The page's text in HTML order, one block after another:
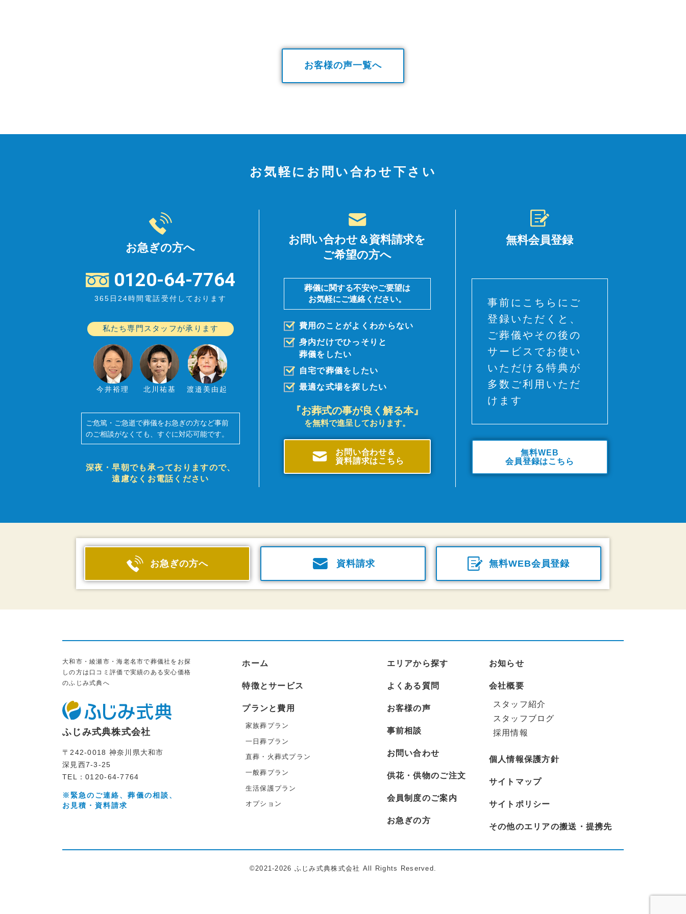
お客様の声一覧へ
お気軽にお問い合わせ下さい
お急ぎの方へ
0120-64-7764
365日24時間電話受付しております
私たち専門スタッフが承ります
今井裕理 北川祐基 渡邉美由起
ご危篤・ご急逝で葬儀をお急ぎの方など事前
のご相談がなくても、すぐに対応可能です。
深夜・早朝でも承っておりますので、
遠慮なくお電話ください
お問い合わせ＆資料請求を
ご希望の方へ
葬儀に関する不安やご要望は
お気軽にご連絡ください。
費用のことがよくわからない
身内だけでひっそりと
葬儀を したい
自宅で葬儀をしたい
最適な式場を探したい
『お葬式の事が良く解る本』
を無料で進呈しております。
お問い合わせ＆
資料請求はこちら
無料会員登録
事前にこちらにご
登録いただくと、
ご葬儀やその後の
サービスでお使い
いただける特典が
多数ご利用いただ
けます
無料WEB
会員登録はこちら
お急ぎの方へ 資料請求 無料WEB会員登録
大和市・綾瀬市・海老名市で葬儀社をお探
しの方は口コミ評価で実績のある安心価格
のふじみ式典へ
ふじみ式典株式会社
〒242-0018 神奈川県大和市
深見西7-3-25
TEL：0120-64-7764
※緊急のご連絡、葬儀の相談、
お見積・資料請求
ホーム
特徴とサービス
プランと費用
家族葬プラン
一日葬プラン
直葬・火葬式プラン
一般葬プラン
生活保護プラン
オプション
エリアから探す
よくある質問
お客様の声
事前相談
お問い合わせ
供花・供物のご注文
会員制度のご案内
お急ぎの方
お知らせ
会社概要
スタッフ紹介
スタッフブログ
採用情報
個人情報保護方針
サイトマップ
サイトポリシー
その他のエリアの搬送・提携先
©2021-2026 ふじみ式典株式会社 All Rights Reserved.